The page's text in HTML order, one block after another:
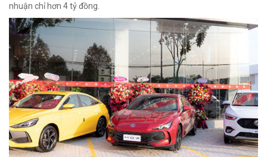
nhuận chỉ hơn 4 tỷ đồng.